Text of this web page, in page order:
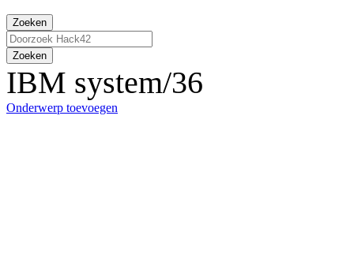
Zoeken
Zoeken
IBM system/36
Onderwerp toevoegen